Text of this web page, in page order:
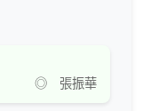
◎ 張振華